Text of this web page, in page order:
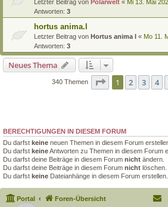
Letzter Beitrag von Polarwelt « Mi 13. Mai
Antworten: 3
hortus anima.l
Letzter Beitrag von Hortus anima l « Mo 11.
Antworten: 3
Neues Thema
340 Themen Seite 1von 14
1 2 3 4
BERECHTIGUNGEN IN DIESEM FORUM
Du darfst keine neuen Themen in diesem Forum
Du darfst keineAntworten zu Themen in diesem Forum
Du darfst deine Beiträge in diesem Forum nicht ändern.
Du darfst deine Beiträge in diesem Forum nicht löschen.
Du darfst keine Dateianhänge in diesem Forum erstellen.
Portal Foren-Übersicht